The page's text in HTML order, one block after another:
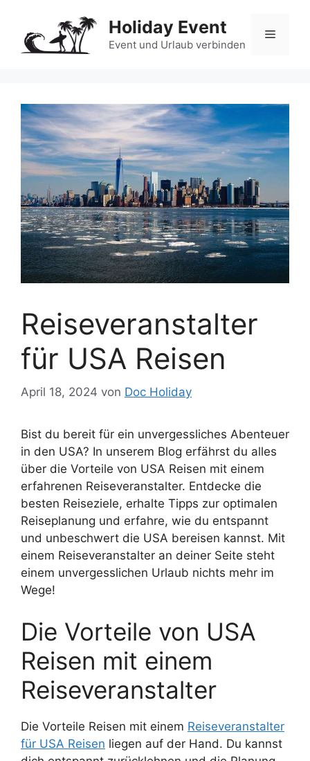
springen
Holiday Event
Event und Urlaub verbinden
Menü
Reiseveranstalter
für USA Reisen
April 18, 2024 von Doc Holiday
Bist du bereit für ein unvergessliches Abenteuer
in den USA? In unserem Blog erfährst du alles
über die Vorteile von USA Reisen mit einem
erfahrenen Reiseveranstalter. Entdecke die
besten Reiseziele, erhalte Tipps zur optimalen
Reiseplanung und erfahre, wie du entspannt
und unbeschwert die USA bereisen kannst. Mit
einem Reiseveranstalter an deiner Seite steht
einem unvergesslichen Urlaub nichts mehr im
Wege!
Die Vorteile von USA
Reisen mit einem
Reiseveranstalter
Die Vorteile Reisen mit einem Reiseveranstalter
für USA Reisen liegen auf der Hand. Du kannst